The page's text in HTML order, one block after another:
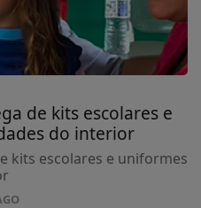
de kits escolares e
do interior
kits escolares e uniformes